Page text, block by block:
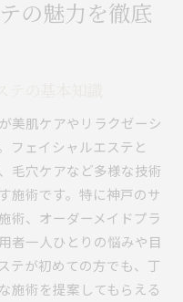
の魅力を徹底
美肌ケアやリラクゼーシ
フェイシャルエステと
毛穴ケアなど多様な技術
施術です。特に神戸のサ
術、オーダーメイドプラ
者一人ひとりの悩みや目
テが初めての方でも、丁
施術を提案してもらえる